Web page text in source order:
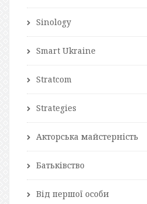
Sinology
Smart Ukraine
Stratcom
Strategies
Акторська майстерність
Батьківство
Від першої особи